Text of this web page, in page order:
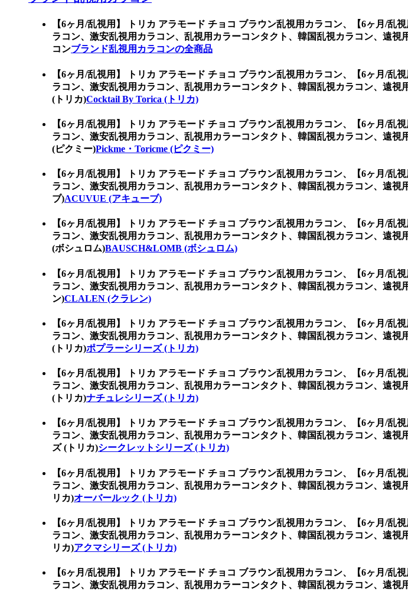
【6ヶ月/乱視用】 トリカ アラモード チョコ ブラウン乱視用カラコン、
【6ヶ月/乱
ラコン、激安乱視用カラコン、乱視用カラーコンタクト、韓国乱視カラコン、遠
コンブランド乱視用カラコンの全商品
【6ヶ月/乱視用】 トリカ アラモード チョコ ブラウン乱視用カラコン、
【6ヶ月/乱
ラコン、激安乱視用カラコン、乱視用カラーコンタクト、韓国乱視カラコン、遠
(トリカ)Cocktail By Torica (トリカ)
【6ヶ月/乱視用】 トリカ アラモード チョコ ブラウン乱視用カラコン、
【6ヶ月/乱
ラコン、激安乱視用カラコン、乱視用カラーコンタクト、韓国乱視カラコン、遠
(ピクミー)Pickme・Toricme (ピクミー)
【6ヶ月/乱視用】 トリカ アラモード チョコ ブラウン乱視用カラコン、
【6ヶ月/乱
ラコン、激安乱視用カラコン、乱視用カラーコンタクト、韓国乱視カラコン、遠
ブ)ACUVUE (アキューブ)
【6ヶ月/乱視用】 トリカ アラモード チョコ ブラウン乱視用カラコン、
【6ヶ月/乱
ラコン、激安乱視用カラコン、乱視用カラーコンタクト、韓国乱視カラコン、遠
(ボシュロム)BAUSCH&LOMB (ボシュロム)
【6ヶ月/乱視用】 トリカ アラモード チョコ ブラウン乱視用カラコン、
【6ヶ月/乱
ラコン、激安乱視用カラコン、乱視用カラーコンタクト、韓国乱視カラコン、遠
ン)CLALEN (クラレン)
【6ヶ月/乱視用】 トリカ アラモード チョコ ブラウン乱視用カラコン、
【6ヶ月/乱
ラコン、激安乱視用カラコン、乱視用カラーコンタクト、韓国乱視カラコン、遠
(トリカ)ポプラーシリーズ (トリカ)
【6ヶ月/乱視用】 トリカ アラモード チョコ ブラウン乱視用カラコン、
【6ヶ月/乱
ラコン、激安乱視用カラコン、乱視用カラーコンタクト、韓国乱視カラコン、遠
(トリカ)ナチュレシリーズ (トリカ)
【6ヶ月/乱視用】 トリカ アラモード チョコ ブラウン乱視用カラコン、
【6ヶ月/乱
ラコン、激安乱視用カラコン、乱視用カラーコンタクト、韓国乱視カラコン、遠
ズ (トリカ)シークレットシリーズ (トリカ)
【6ヶ月/乱視用】 トリカ アラモード チョコ ブラウン乱視用カラコン、
【6ヶ月/乱
ラコン、激安乱視用カラコン、乱視用カラーコンタクト、韓国乱視カラコン、遠
リカ)オーバールック (トリカ)
【6ヶ月/乱視用】 トリカ アラモード チョコ ブラウン乱視用カラコン、
【6ヶ月/乱
ラコン、激安乱視用カラコン、乱視用カラーコンタクト、韓国乱視カラコン、遠
リカ)アクマシリーズ (トリカ)
【6ヶ月/乱視用】 トリカ アラモード チョコ ブラウン乱視用カラコン、
【6ヶ月/乱
ラコン、激安乱視用カラコン、乱視用カラーコンタクト、韓国乱視カラコン、遠